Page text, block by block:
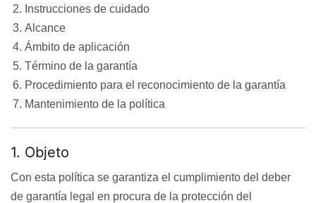
Instrucciones de cuidado
Alcance
Ámbito de aplicación
Término de la garantía
Procedimiento para el reconocimiento de la garantía
Mantenimiento de la política
1. Objeto
Con esta política se garantiza el cumplimiento del deber
de garantía legal en procura de la protección del